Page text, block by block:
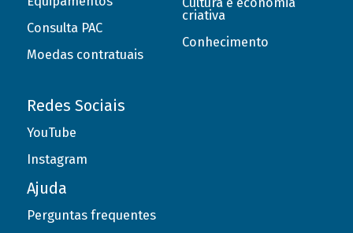
Consulta PAC
Moedas contratuais
criativa
Conhecimento
Redes Sociais
YouTube
Instagram
Ajuda
Perguntas frequentes